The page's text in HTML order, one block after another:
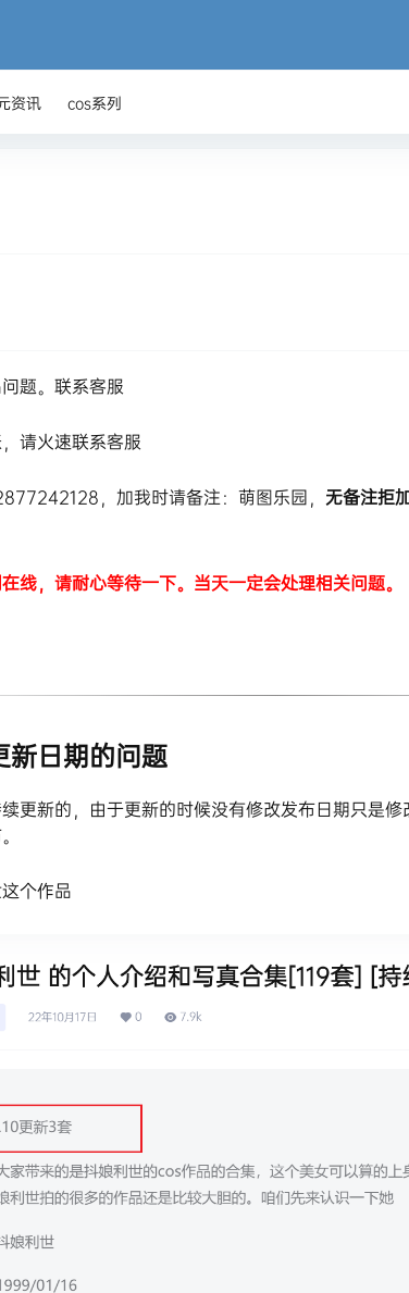
资讯 cos系列
题。联系客服
请火速联系客服
，加我时请备注：萌图乐园， 无备注拒加
线，请耐心等待一下。当天一定会处理相关问题。
新日期的问题
更新的，由于更新的时候没有修改发布日期只是
个作品